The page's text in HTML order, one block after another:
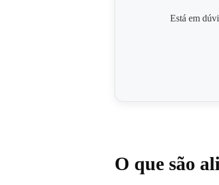
Está em
O que são